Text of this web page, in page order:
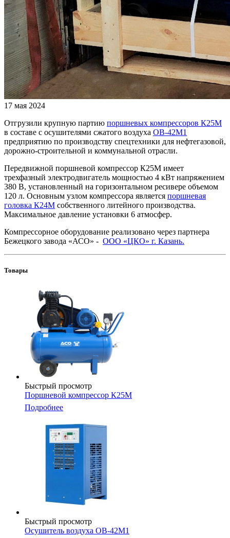
17 мая 2024
Отгрузили крупную партию поршневых компрессоров К25М
в составе с осушителями сжатого воздуха ОВ-42М1
предприятию по производству спецтехники для нефтегазовой,
дорожно-строительной и коммунальной отрасли.
Передвижной поршневой компрессор К25М имеет
трехфазный электродвигатель мощностью 4 кВт напряжением
380 В, установленный на горизонтальном ресивере объемом
120 л. Основным узлом компрессора является поршневая
головка К24М собственного литейного производства.
Максимальное давление установки 6 атмосфер.
Компрессорное оборудование реализовано через партнера
Бежецкого завода «АСО» - ООО «ЦКО» г. Казань.
Товары
Быстрый просмотр
Поршневой компрессор К25М
Подробнее
Быстрый просмотр
Осушитель воздуха ОВ-42М1